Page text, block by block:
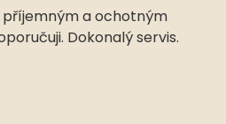
a ochotným
Dokonalý servis.